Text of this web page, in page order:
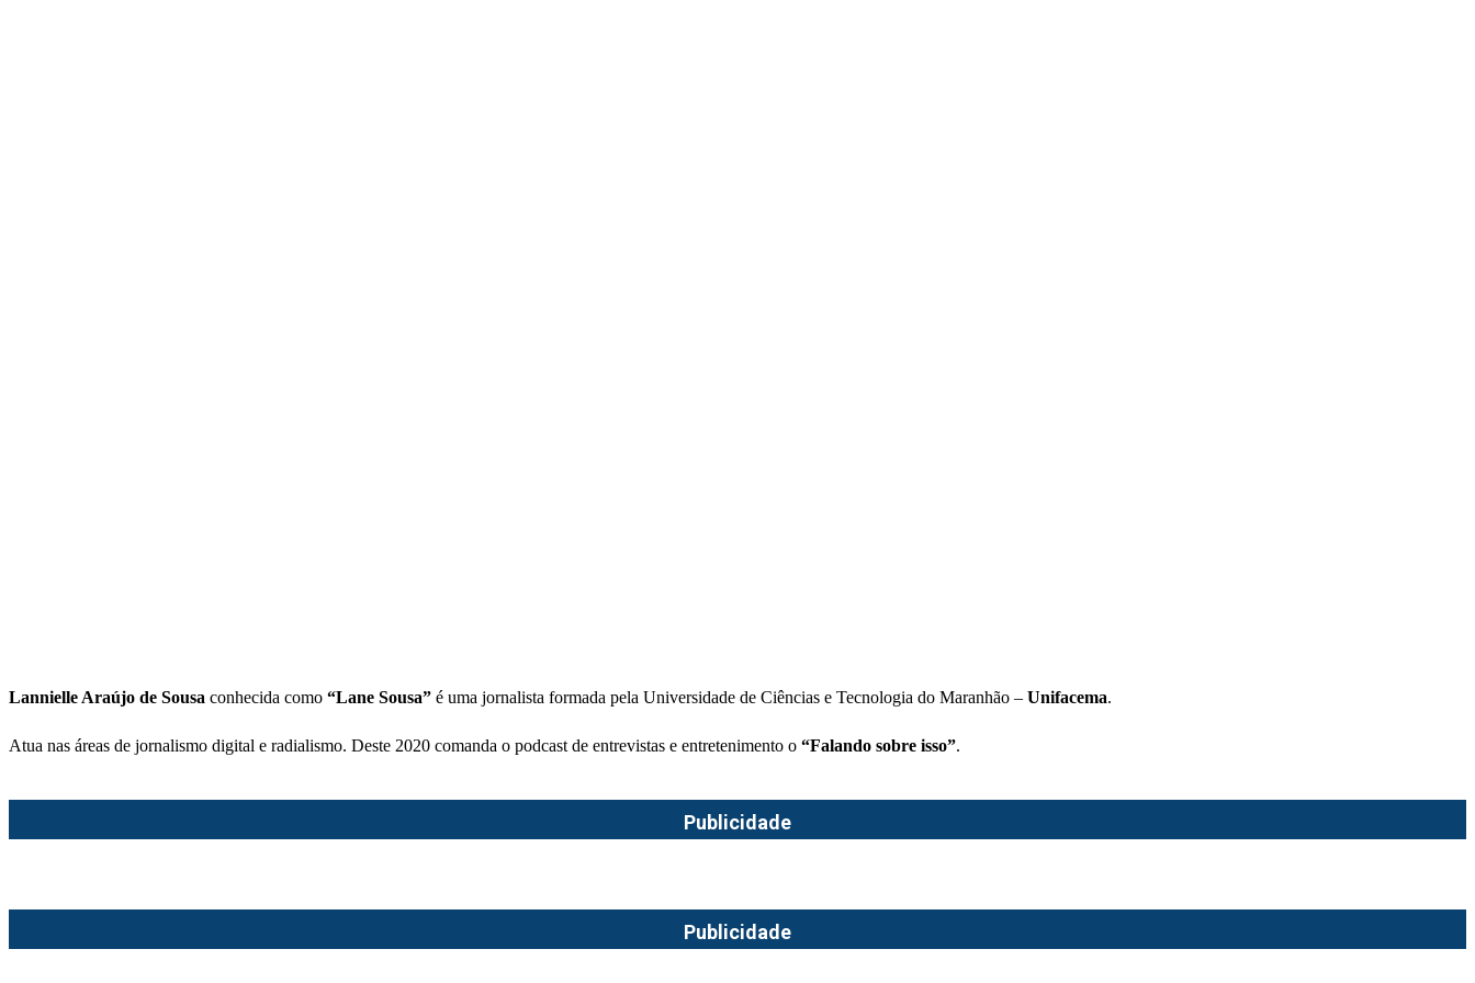
Lannielle Araújo de Sousa conhecida como “Lane Sousa” é uma jornalista formada pela Universidade de Ciências e Tecnologia do Maranhão – Unifacema.
Atua nas áreas de jornalismo digital e radialismo. Deste 2020 comanda o podcast de entrevistas e entretenimento o “Falando sobre isso”.
Publicidade
Publicidade